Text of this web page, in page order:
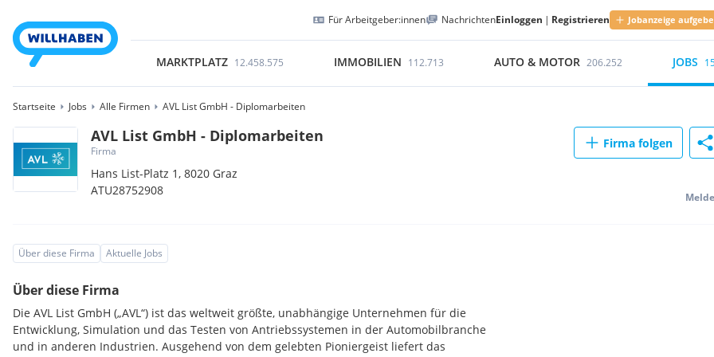
Für Arbeitgeber:innen NachrichtenEinloggen | Registrieren Jobanzeige
MARKTPLATZ 12.458.575 IMMOBILIEN 112.713 AUTO & MOTOR 206.252 JOBS
Startseite Jobs Alle Firmen AVL List GmbH - Diplomarbeiten
AVL List GmbH - Diplomarbeiten
Firma
Hans List-Platz 1,8020 Graz
ATU28752908
Firma folgen
Über diese Firma Aktuelle Jobs
Über diese Firma
Die AVL List GmbH („AVL“) ist das weltweit größte, unabhängige Unternehmen für die
Entwicklung, Simulation und das Testen von Antriebssystemen in der Automobilbranche
und in anderen Industrien. Ausgehend von dem gelebten Pioniergeist liefert das